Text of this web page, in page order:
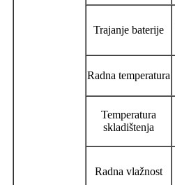
Trajanje baterije
Radna temperatura
Temperatura
skladištenja
Radna vlažnost